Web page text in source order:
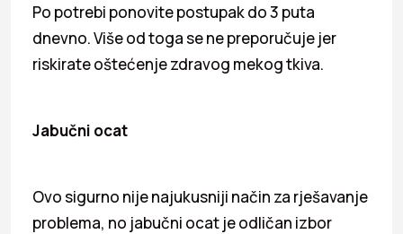
Po potrebi ponovite postupak do 3 puta
dnevno. Više od toga se ne preporučuje jer
riskirate oštećenje zdravog mekog tkiva.
Jabučni ocat
Ovo sigurno nije najukusniji način za rješavanje
problema, no jabučni ocat je odličan izbor